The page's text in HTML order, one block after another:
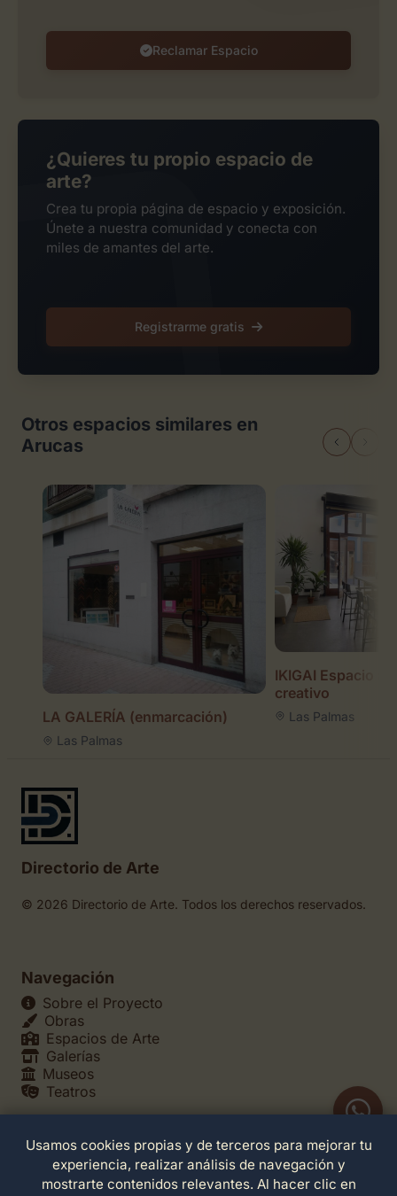
Reclamar Espacio
¿Quieres tu propio espacio de
arte?
Crea tu propia página de espacio y exposición.
Únete a nuestra comunidad y conecta con
miles de amantes del arte.
Registrarme gratis
Otros espacios similares en
Arucas
LA GALERÍA (enmarcación)
Las Palmas
IKIGAI Espacio
creativo
Las Palmas
Directorio de Arte
© 2026 Directorio de Arte. Todos los derechos reservados.
Navegación
Sobre el Proyecto
Obras
Espacios de Arte
Galerías
Museos
Teatros
Legales
Política de Privacidad
Usamos cookies propias y de terceros para mejorar tu
experiencia, realizar análisis de navegación y
mostrarte contenidos relevantes. Al hacer clic en